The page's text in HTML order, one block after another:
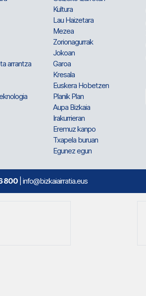
arrantza
Kultura
Lau Haizetara
Mezea
Zorionagurrak
Jokoan
Garoa
Kresala
Euskera Hobetzen
Planik Plan
Aupa Bizkaia
Irakurrieran
Eremuz kanpo
Txapela buruan
Egunez egun
800 | info@bizkaiairratia.eus